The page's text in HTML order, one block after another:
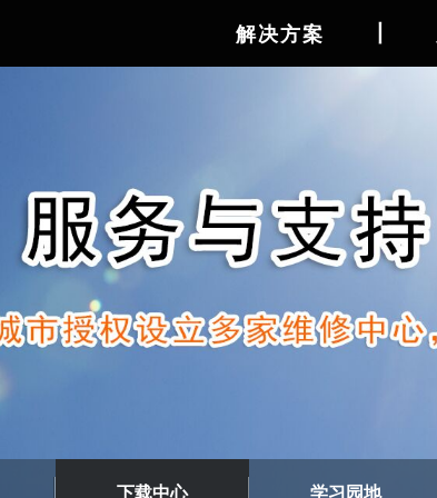
解决方案
下载中心 学习园地